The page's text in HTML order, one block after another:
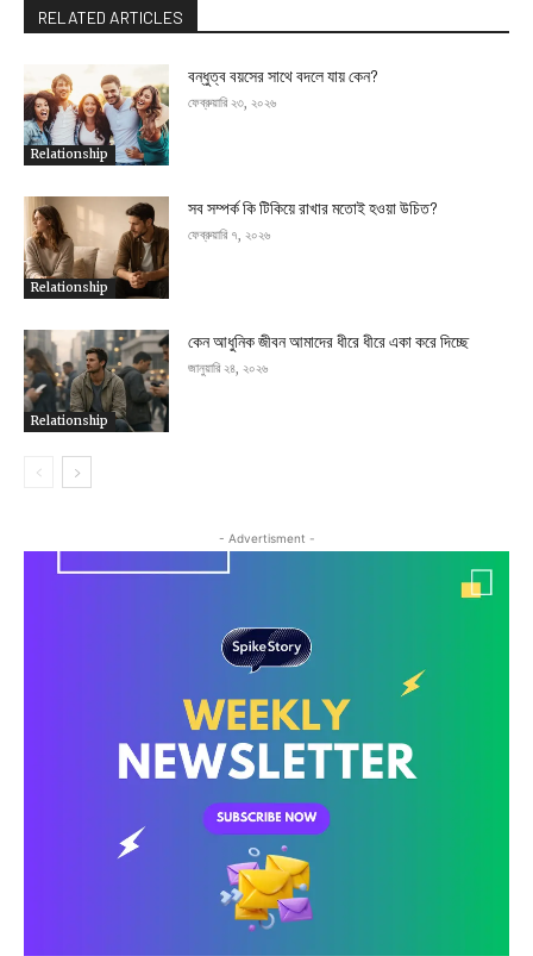
RELATED ARTICLES
Relationship
বন্ধুত্ব বয়সের সাথে বদলে যায় কেন?
ফেব্রুয়ারি ২৩, ২০২৬
Relationship
সব সম্পর্ক কি টিকিয়ে রাখার মতোই হওয়া উচিত?
ফেব্রুয়ারি ৭, ২০২৬
Relationship
কেন আধুনিক জীবন আমাদের ধীরে ধীরে একা করে দিচ্ছে
জানুয়ারি ২৪, ২০২৬
- Advertisment -